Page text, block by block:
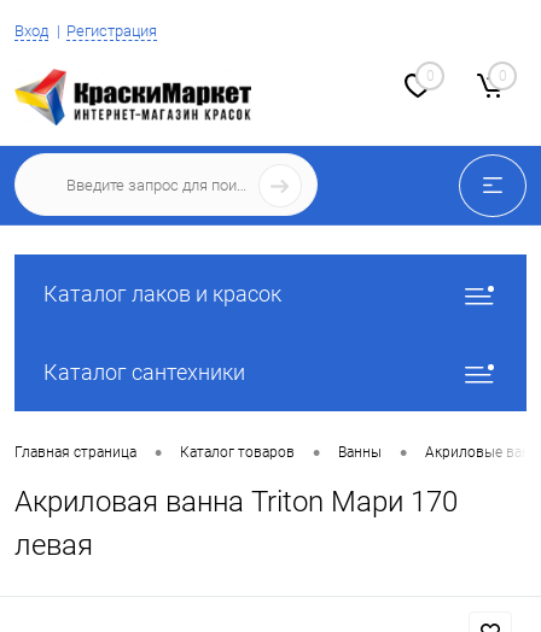
Вход Регистрация
0 0
Каталог лаков и красок
Каталог сантехники
Главная страница • Каталог товаров • Ванны • Акриловые
Акриловая ванна Triton Мари 170
левая